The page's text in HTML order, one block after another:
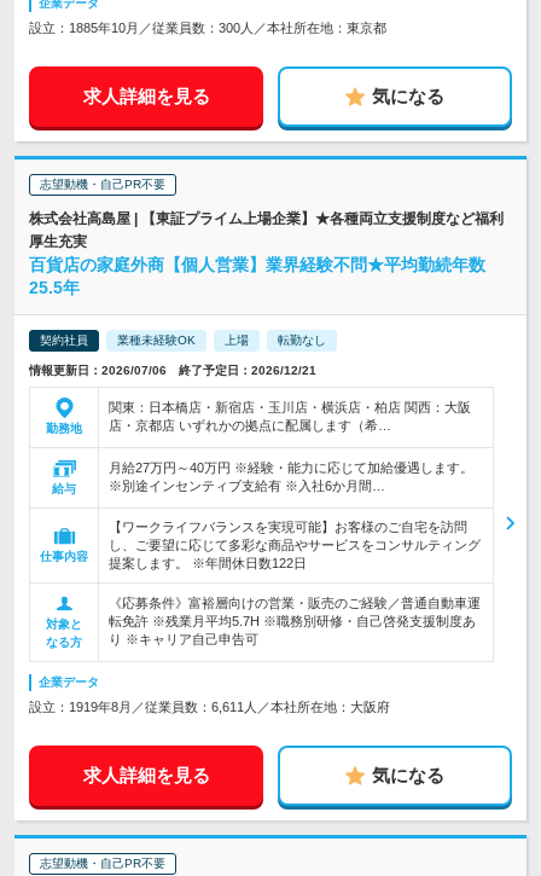
企業データ
設立：1885年10月／従業員数：300人／本社所在地：東京都
求人詳細を見る 気になる
志望動機・自己PR不要
株式会社高島屋 | 【東証プライム上場企業】★各種両立支援制度など福利
厚生充実
百貨店の家庭外商【個人営業】業界経験不問★平均勤続年数
25.5年
契約社員 業種未経験OK 上場 転勤なし
情報更新日：2026/07/06 終了予定日：2026/12/21
勤務地
関東：日本橋店・新宿店・玉川店・横浜店・柏店 関西：大阪
店・京都店 いずれかの拠点に配属します（希…
給与
月給27万円～40万円 ※経験・能力に応じて加給優遇します。
※別途インセンティブ支給有 ※入社6か月間…
仕事内容
【ワークライフバランスを実現可能】お客様のご自宅を訪問
し、ご要望に応じて多彩な商品やサービスをコンサルティング
提案します。 ※年間休日数122日
対象と
なる方
《応募条件》富裕層向けの営業・販売のご経験／普通自動車運
転免許 ※残業月平均5.7H ※職務別研修・自己啓発支援制度あ
り ※キャリア自己申告可
企業データ
設立：1919年8月／従業員数：6,611人／本社所在地：大阪府
求人詳細を見る 気になる
志望動機・自己PR不要